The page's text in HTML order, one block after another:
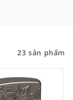
23 sản phẩm